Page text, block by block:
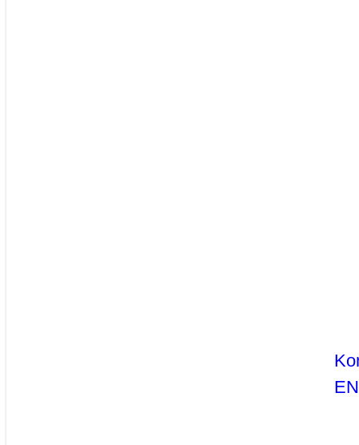
EN